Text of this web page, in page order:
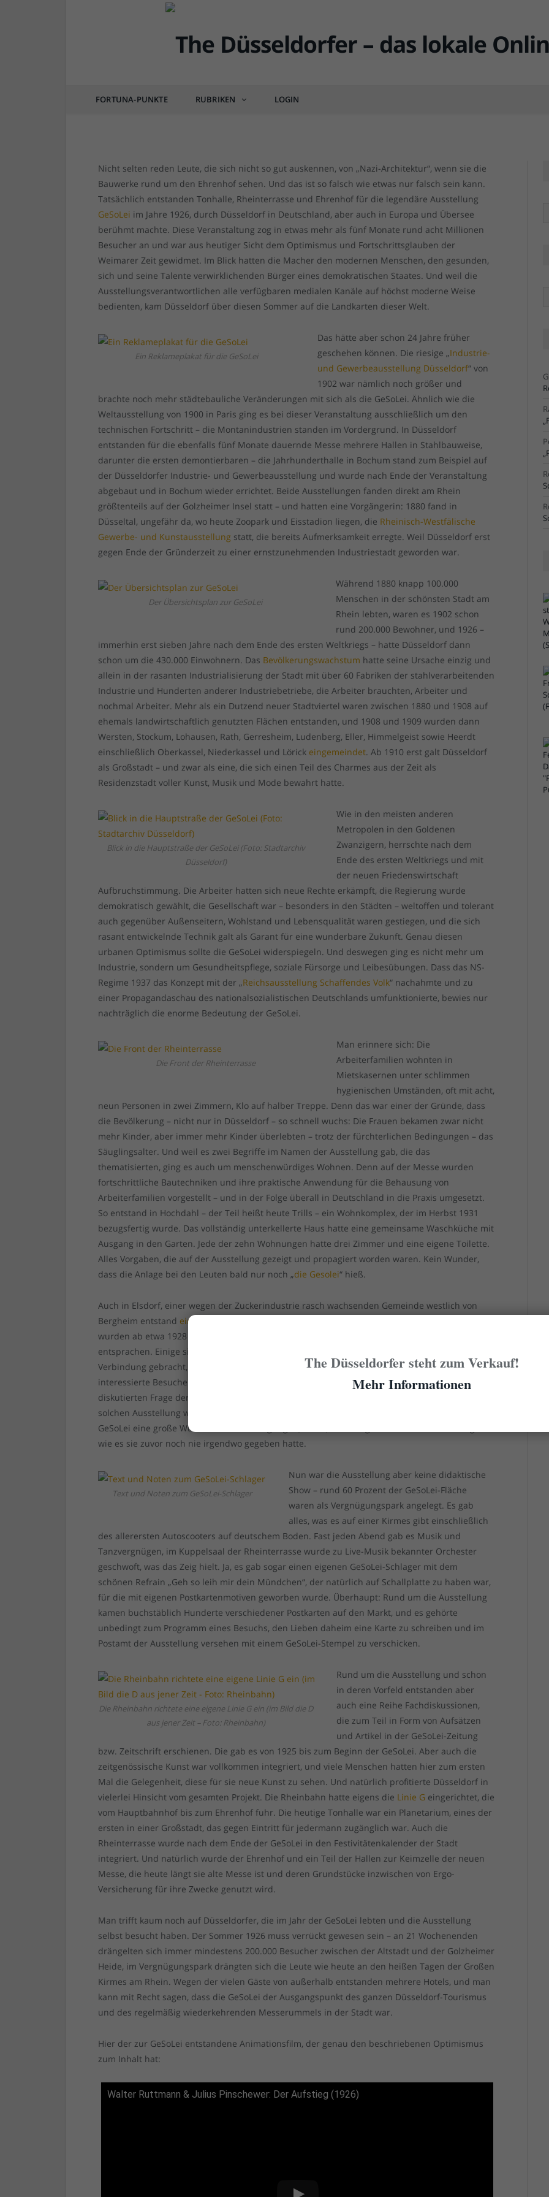
FORTUNA-PUNKTE RUBRIKEN LOGIN
DÜSSEL-HISTÖRCHEN
GeSoLei 1926 – die Ausstellung, die Düsseldorf in
Nicht selten reden Leute, die sich nicht so gut auskennen, von „Nazi-Architektur“, wenn sie die
Bauwerke rund um den Ehrenhof sehen. Und das ist so falsch wie etwas nur falsch sein kann.
Tatsächlich entstanden Tonhalle, Rheinterrasse und Ehrenhof für die legendäre Ausstellung
GeSoLei im Jahre 1926, durch Düsseldorf in Deutschland, aber auch in Europa und Übersee
berühmt machte. Diese Veranstaltung zog in etwas mehr als fünf Monate rund acht Millionen
Besucher an und war aus heutiger Sicht dem Optimismus und Fortschrittsglauben der
Weimarer Zeit gewidmet. Im Blick hatten die Macher den modernen Menschen, den gesunden,
sich und seine Talente verwirklichenden Bürger eines demokratischen Staates. Und weil die
Ausstellungsverantwortlichen alle verfügbaren medialen Kanäle auf höchst moderne Weise
bedienten, kam Düsseldorf über diesen Sommer auf die Landkarten dieser Welt.
Ein Reklameplakat für die GeSoLei
Das hätte aber schon 24 Jahre früher
geschehen können. Die riesige „Industrie-
und Gewerbeausstellung Düsseldorf“ von
1902 war nämlich noch größer und
brachte noch mehr städtebauliche Veränderungen mit sich als die GeSoLei. Ähnlich wie die
Weltausstellung von 1900 in Paris ging es bei dieser Veranstaltung ausschließlich um den
technischen Fortschritt – die Montanindustrien standen im Vordergrund. In Düsseldorf
entstanden für die ebenfalls fünf Monate dauernde Messe mehrere Hallen in Stahlbauweise,
darunter die ersten demontierbaren – die Jahrhunderthalle in Bochum stand zum Beispiel auf
der Düsseldorfer Industrie- und Gewerbeausstellung und wurde nach Ende der Veranstaltung
abgebaut und in Bochum wieder errichtet. Beide Ausstellungen fanden direkt am Rhein
größtenteils auf der Golzheimer Insel statt – und hatten eine Vorgängerin: 1880 fand in
Düsseltal, ungefähr da, wo heute Zoopark und Eisstadion liegen, die Rheinisch-Westfälische
Gewerbe- und Kunstausstellung statt, die bereits Aufmerksamkeit erregte. Weil Düsseldorf erst
gegen Ende der Gründerzeit zu einer ernstzunehmenden Industriestadt geworden war.
Der Übersichtsplan zur GeSoLei
Während 1880 knapp 100.000
Menschen in der schönsten Stadt am
Rhein lebten, waren es 1902 schon
rund 200.000 Bewohner, und 1926 –
immerhin erst sieben Jahre nach dem Ende des ersten Weltkriegs – hatte Düsseldorf dann
schon um die 430.000 Einwohnern. Das Bevölkerungswachstum hatte seine Ursache einzig und
allein in der rasanten Industrialisierung der Stadt mit über 60 Fabriken der stahlverarbeitenden
Industrie und Hunderten anderer Industriebetriebe, die Arbeiter brauchten, Arbeiter und
nochmal Arbeiter. Mehr als ein Dutzend neuer Stadtviertel waren zwischen 1880 und 1908 auf
ehemals landwirtschaftlich genutzten Flächen entstanden, und 1908 und 1909 wurden dann
Wersten, Stockum, Lohausen, Rath, Gerresheim, Ludenberg, Eller, Himmelgeist sowie Heerdt
einschließlich Oberkassel, Niederkassel und Lörick eingemeindet. Ab 1910 erst galt Düsseldorf
als Großstadt – und zwar als eine, die sich einen Teil des Charmes aus der Zeit als
Residenzstadt voller Kunst, Musik und Mode bewahrt hatte.
Blick in die Hauptstraße der GeSoLei (Foto: Stadtarchiv
Düsseldorf)
Wie in den meisten anderen
Metropolen in den Goldenen
Zwanzigern, herrschte nach dem
Ende des ersten Weltkriegs und mit
der neuen Friedenswirtschaft
Aufbruchstimmung. Die Arbeiter hatten sich neue Rechte erkämpft, die Regierung wurde
demokratisch gewählt, die Gesellschaft war – besonders in den Städten – weltoffen und tolerant
auch gegenüber Außenseitern, Wohlstand und Lebensqualität waren gestiegen, und die sich
rasant entwickelnde Technik galt als Garant für eine wunderbare Zukunft. Genau diesen
urbanen Optimismus sollte die GeSoLei widerspiegeln. Und deswegen ging es nicht mehr um
Industrie, sondern um Gesundheitspflege, soziale Fürsorge und Leibesübungen. Dass das NS-
Regime 1937 das Konzept mit der „Reichsausstellung Schaffendes Volk“ nachahmte und zu
einer Propagandaschau des nationalsozialistischen Deutschlands umfunktionierte, bewies nur
nachträglich die enorme Bedeutung der GeSoLei.
Die Front der Rheinterrasse
Man erinnere sich: Die
Arbeiterfamilien wohnten in
Mietskasernen unter schlimmen
hygienischen Umständen, oft mit acht,
neun Personen in zwei Zimmern, Klo auf halber Treppe. Denn das war einer der Gründe, dass
die Bevölkerung – nicht nur in Düsseldorf – so schnell wuchs: Die Frauen bekamen zwar nicht
mehr Kinder, aber immer mehr Kinder überlebten – trotz der fürchterlichen Bedingungen – das
Säuglingsalter. Und weil es zwei Begriffe im Namen der Ausstellung gab, die das
thematisierten, ging es auch um menschenwürdiges Wohnen. Denn auf der Messe wurden
fortschrittliche Bautechniken und ihre praktische Anwendung für die Behausung von
Arbeiterfamilien vorgestellt – und in der Folge überall in Deutschland in die Praxis umgesetzt.
So entstand in Hochdahl – der Teil heißt heute Trills – ein Wohnkomplex, der im Herbst 1931
bezugsfertig wurde. Das vollständig unterkellerte Haus hatte eine gemeinsame Waschküche mit
Ausgang in den Garten. Jede der zehn Wohnungen hatte drei Zimmer und eine eigene Toilette.
Alles Vorgaben, die auf der Ausstellung gezeigt und propagiert worden waren. Kein Wunder,
dass die Anlage bei den Leuten bald nur noch „die Gesolei“ hieß.
Auch in Elsdorf, einer wegen der Zuckerindustrie rasch wachsenden Gemeinde westlich von
Bergheim entstand eine Gesolei-Siedlung
wurden ab etwa 1928 etliche Siedlungen für Arbeiter gebaut, die den Gesolei-Standards
entsprachen. Einige sind erhalten, werden aber heute kaum noch mit der 1926er-Ausstellung in
Verbindung gebracht, andere gibt es schlicht nicht mehr. Aber auf der GeSoLei fanden
interessierte Besucher jede Menge ganz praktischer Informationen zu der damals noch kaum
diskutierten Frage der Hygiene und der allgemeinen Gesundheit. Zum allerersten Mal auf einer
solchen Ausstellung wurde zudem der Sport als eigenes Thema behandelt. Überhaupt war die
GeSoLei eine große Wundertüte mit Anregungen, Ideen, Vorschlägen und anfassbaren Dingen
wie es sie zuvor noch nie irgendwo gegeben hatte.
Text und Noten zum GeSoLei-Schlager
Nun war die Ausstellung aber keine didaktische
Show – rund 60 Prozent der GeSoLei-Fläche
waren als Vergnügungspark angelegt. Es gab
alles, was es auf einer Kirmes gibt einschließlich
des allerersten Autoscooters auf deutschem Boden. Fast jeden Abend gab es Musik und
Tanzvergnügen, im Kuppelsaal der Rheinterrasse wurde zu Live-Musik bekannter Orchester
geschwoft, was das Zeig hielt. Ja, es gab sogar einen eigenen GeSoLei-Schlager mit dem
schönen Refrain „Geh so leih mir dein Mündchen“, der natürlich auf Schallplatte zu haben war,
für die mit eigenen Postkartenmotiven geworben wurde. Überhaupt: Rund um die Ausstellung
kamen buchstäblich Hunderte verschiedener Postkarten auf den Markt, und es gehörte
unbedingt zum Programm eines Besuchs, den Lieben daheim eine Karte zu schreiben und im
Postamt der Ausstellung versehen mit einem GeSoLei-Stempel zu verschicken.
Die Rheinbahn richtete eine eigene Linie G ein (im Bild die D
aus jener Zeit – Foto: Rheinbahn)
Rund um die Ausstellung und schon
in deren Vorfeld entstanden aber
auch eine Reihe Fachdiskussionen,
die zum Teil in Form von Aufsätzen
und Artikel in der GeSoLei-Zeitung
bzw. Zeitschrift erschienen. Die gab es von 1925 bis zum Beginn der GeSoLei. Aber auch die
zeitgenössische Kunst war vollkommen integriert, und viele Menschen hatten hier zum ersten
Mal die Gelegenheit, diese für sie neue Kunst zu sehen. Und natürlich profitierte Düsseldorf in
vielerlei Hinsicht vom gesamten Projekt. Die Rheinbahn hatte eigens die Linie G eingerichtet, die
vom Hauptbahnhof bis zum Ehrenhof fuhr. Die heutige Tonhalle war ein Planetarium, eines der
ersten in einer Großstadt, das gegen Eintritt für jedermann zugänglich war. Auch die
Rheinterrasse wurde nach dem Ende der GeSoLei in den Festivitätenkalender der Stadt
integriert. Und natürlich wurde der Ehrenhof und ein Teil der Hallen zur Keimzelle der neuen
Messe, die heute längt sie alte Messe ist und deren Grundstücke inzwischen von Ergo-
Versicherung für ihre Zwecke genutzt wird.
Man trifft kaum noch auf Düsseldorfer, die im Jahr der GeSoLei lebten und die Ausstellung
selbst besucht haben. Der Sommer 1926 muss verrückt gewesen sein – an 21 Wochenenden
drängelten sich immer mindestens 200.000 Besucher zwischen der Altstadt und der Golzheimer
Heide, im Vergnügungspark drängten sich die Leute wie heute an den heißen Tagen der Großen
Kirmes am Rhein. Wegen der vielen Gäste von außerhalb entstanden mehrere Hotels, und man
kann mit Recht sagen, dass die GeSoLei der Ausgangspunkt des ganzen Düsseldorf-Tourismus
und des regelmäßig wiederkehrenden Messerummels in der Stadt war.
Hier der zur GeSoLei entstandene Animationsfilm, der genau den beschriebenen Optimismus
zum Inhalt hat:
Walter Ruttmann & Julius Pinschewer: Der Aufstieg (1926)
The Düsseldorfer steht zum Verkauf!
Mehr Informationen